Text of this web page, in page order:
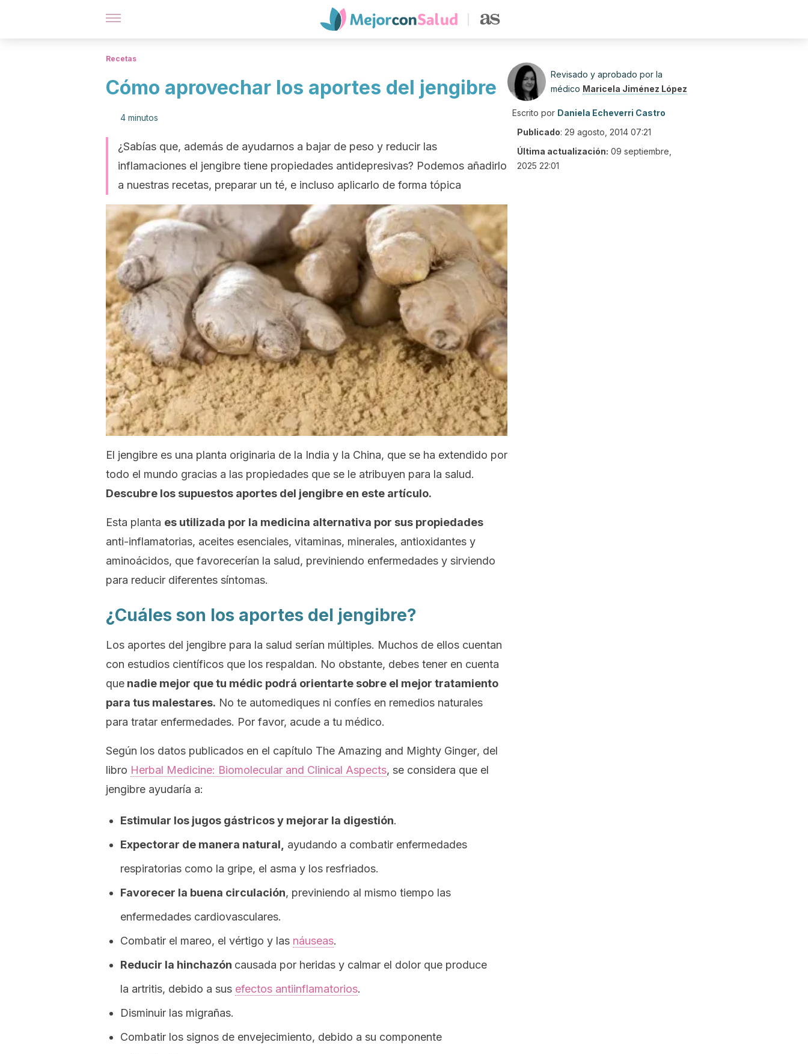
Recetas
Cómo aprovechar los aportes del jengibre
4 minutos
¿Sabías que, además de ayudarnos a bajar de peso y reducir las
inflamaciones el jengibre tiene propiedades antidepresivas? Podemos añadirlo
a nuestras recetas, preparar un té, e incluso aplicarlo de forma tópica
El jengibre es una planta originaria de la India y la China, que se ha extendido por
todo el mundo gracias a las propiedades que se le atribuyen para la salud.
Descubre los supuestos aportes del jengibre en este artículo.
Esta planta es utilizada por la medicina alternativa por sus propiedades
anti-inflamatorias, aceites esenciales, vitaminas, minerales, antioxidantes y
aminoácidos, que favorecerían la salud, previniendo enfermedades y sirviendo
para reducir diferentes síntomas.
¿Cuáles son los aportes del jengibre?
Los aportes del jengibre para la salud serían múltiples. Muchos de ellos cuentan
con estudios científicos que los respaldan. No obstante, debes tener en cuenta
que nadie mejor que tu médic podrá orientarte sobre el mejor tratamiento
para tus malestares. No te automediques ni confíes en remedios naturales
para tratar enfermedades. Por favor, acude a tu médico.
Según los datos publicados en el capítulo The Amazing and Mighty Ginger, del
libro Herbal Medicine: Biomolecular and Clinical Aspects, se considera que el
jengibre ayudaría a:
Estimular los jugos gástricos y mejorar la digestión.
Expectorar de manera natural,
ayudando a combatir enfermedades
respiratorias como la gripe, el asma y los resfriados.
Favorecer la buena circulación, previniendo al mismo tiempo las
enfermedades cardiovasculares.
Combatir el mareo, el vértigo y las náuseas.
Reducir la hinchazón causada por heridas y calmar el dolor que produce
la artritis, debido a sus efectos antiinflamatorios.
Disminuir las migrañas.
Combatir los signos de envejecimiento, debido a su componente
Revisado y aprobado por la
médico Maricela Jiménez López
Escrito por Daniela Echeverri Castro
Publicado: 29 agosto, 2014 07:21
Última actualización: 09 septiembre,
2025 22:01